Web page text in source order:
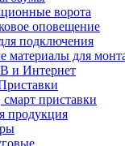
ворота
оповещение
подключения
материалы для
и Интернет
приставки
продукция